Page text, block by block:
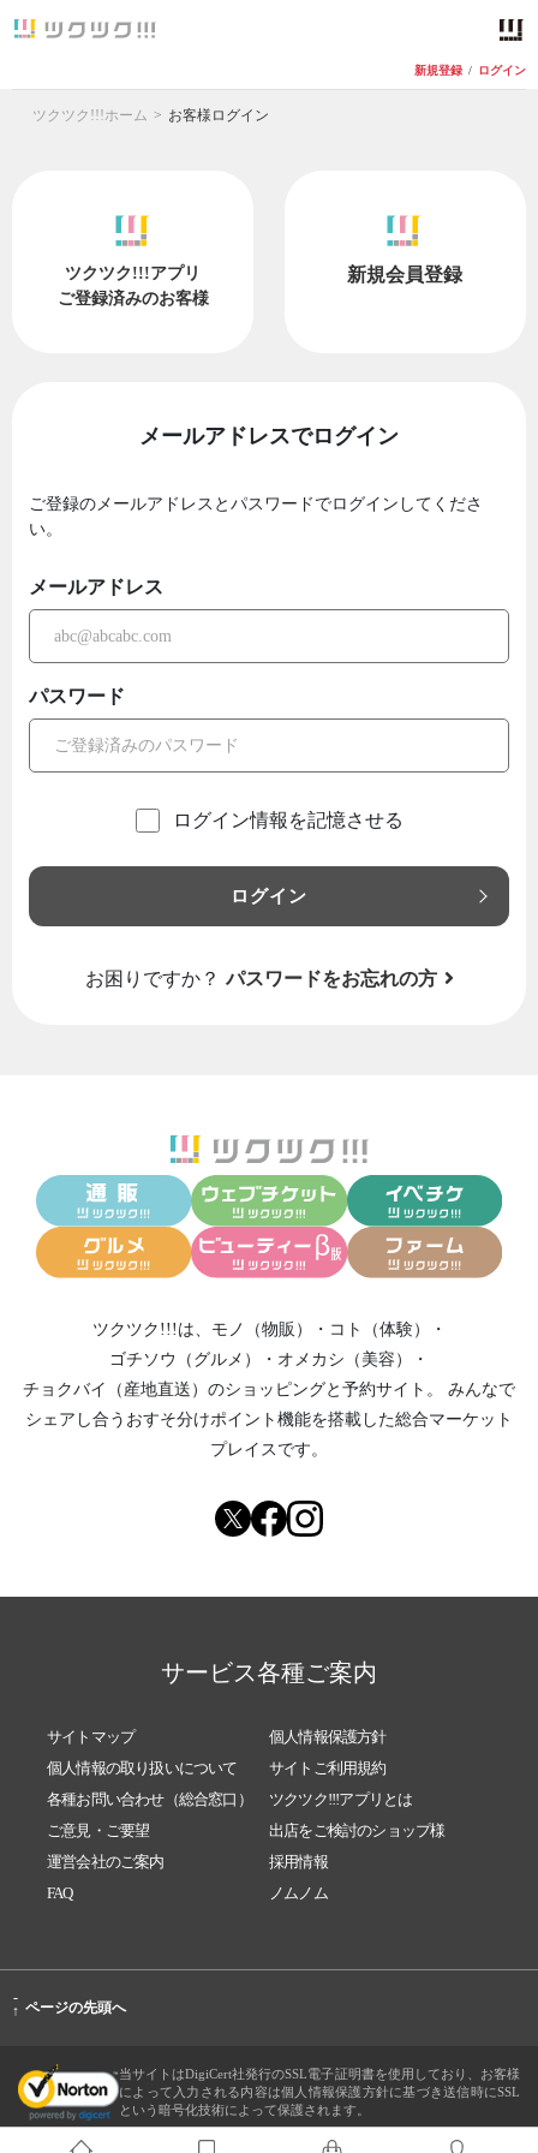
新規登録 / ログイン
ツクツク!!!ホーム お客様ログイン
ツクツク!!!アプリ
ご登録済みのお客様
新規会員登録
メールアドレスでログイン
ご登録のメールアドレスとパスワードでログインしてくださ
い。
メールアドレス
パスワード
ログイン情報を記憶させる
ログイン
お困りですか？ パスワードをお忘れの方
ツクツク!!!は、 モノ（物販） ・ コト（体験）
・
ゴチソウ（グルメ）
・ オメカシ（美容）
・
チョクバイ（産地直送） のショッピングと予約サイト。
みんなで
シェアし合う おすそ分けポイント機能を搭載した総合マーケット
プレイスです。
サービス各種ご案内
サイトマップ
個人情報保護方針
個人情報の取り扱いについて
サイトご利用規約
各種お問い合わせ（総合窓口）
ツクツク!!!アプリとは
ご意見・ご要望
出店をご検討のショップ様
運営会社のご案内
採用情報
FAQ
ノムノム
-
↑ ページの先頭へ
当サイトはDigiCert社発行のSSL電子証明書を使用しており、お客様
によって入力される内容は個人情報保護方針に基づき送信時にSSL
という暗号化技術によって保護されます。